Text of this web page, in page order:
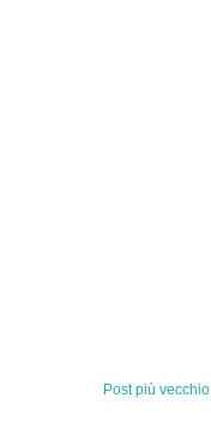
Post più vecchio